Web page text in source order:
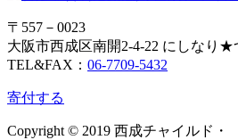
〒557－0023
大阪市西成区南開2-4-22 にしなり★
TEL&FAX： 06-7709-5432
寄付する
Copyright © 2019 西成チャイルド・